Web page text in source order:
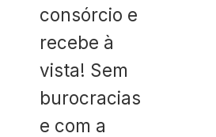
consórcio e
recebe à
vista! Sem
burocracias
e com a